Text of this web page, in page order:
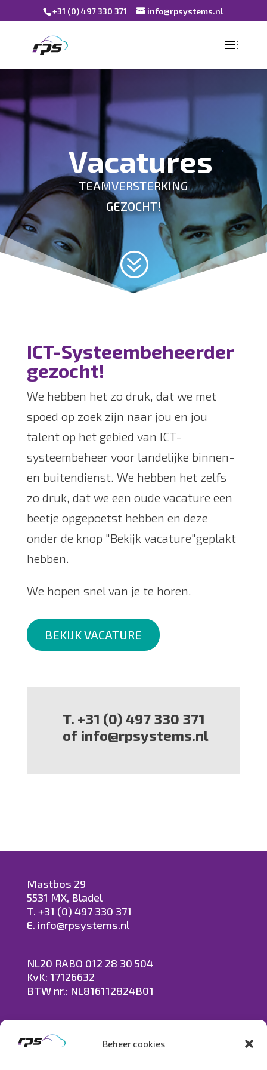
Beheer cookies
+31 (0) 497 330 371 info@rpsystems.nl
Vacatures
TEAMVERSTERKING
GEZOCHT!
?
ICT-Systeembeheerder
gezocht!
We hebben het zo druk, dat we met
spoed op zoek zijn naar jou en jou
talent op het gebied van ICT-
systeembeheer voor landelijke binnen-
en buitendienst. We hebben het zelfs
zo druk, dat we een oude vacature een
beetje opgepoetst hebben en deze
onder de knop "Bekijk vacature"geplakt
hebben.
We hopen snel van je te horen.
BEKIJK VACATURE
T. +31 (0) 497 330 371
of info@rpsystems.nl
Mastbos 29
5531 MX, Bladel
T. +31 (0) 497 330 371
E. info@rpsystems.nl
NL20 RABO 012 28 30 504
KvK: 17126632
BTW nr.: NL816112824B01